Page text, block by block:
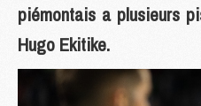
piémontais a plusieurs
Hugo Ekitike.